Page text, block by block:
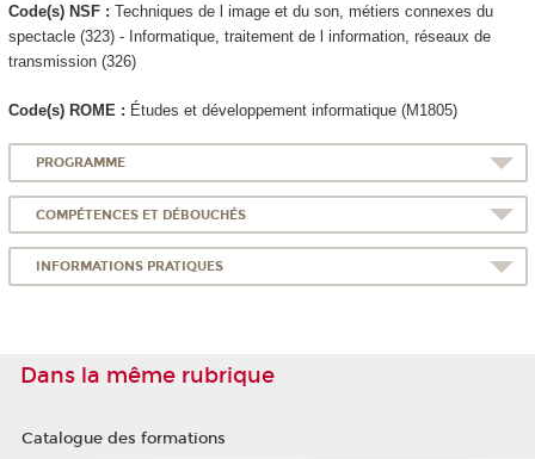
Code(s) NSF : Techniques de l image et du son, métiers connexes du
spectacle (323) - Informatique, traitement de l information, réseaux de
transmission (326)
Code(s) ROME : Études et développement informatique (M1805)
PROGRAMME
COMPÉTENCES ET DÉBOUCHÉS
INFORMATIONS PRATIQUES
Dans la même rubrique
Catalogue des formations